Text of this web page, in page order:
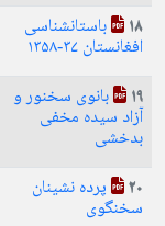
18 باستانشناسی
افغانستان ۳۷-۱۳۵۸
19 بانوی سخنور و
آزاد سیده مخفی
بدخشی
20 پرده نشینان
سخنگوی